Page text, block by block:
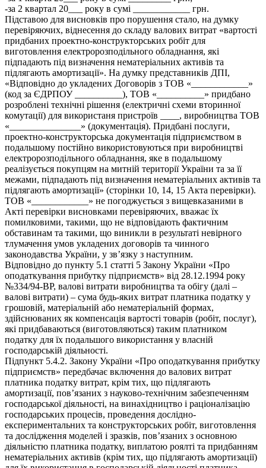
-за 2 квартал 20___ року в сумі ____________ грн.
Підставою для висновків про порушення стало, на думку
перевіряючих, віднесення до складу валових витрат «вартості
придбаних проектно-конструкторських робіт для
виготовлення електророзподільного обладнання, які
підпадають під визначення нематеріальних активів та
підлягають амортизації». На думку представників ДПІ,
«Відповідно до укладених Договорів з ТОВ «____________»
(код за ЄДРПОУ __________), ТОВ «__________» придбано
розроблені технічні рішення (електричні схеми вторинної
комутації) для використаня пристроїв ____, виробництва ТОВ
«_______________» (документація). Придбані послуги,
проектно-конструкторська документація підприємством в
подальшому постійно використовуються при виробництві
електророзподільного обладнання, яке в подальшому
реалізується покупцям на митній території України та за її
межами, підпадають під визначення нематеріальних активів та
підлягають амортизації» (сторінки 10, 14, 15 Акта перевірки).
ТОВ «____________» не погоджується з вищевказаними в
Акті перевірки висновками перевіряючих, вважає їх
помилковими, такими, що не відповідають фактичним
обставинам та такими, що виникли в результаті невірного
тлумачення умов укладених договорів та чинного
законодавства України, у зв’язку з наступним.
Відповідно до пункту 5.1 статті 5 Закону України «Про
оподаткування прибутку підприємств» від 28.12.1994 року
№334/94-ВР, валові витрати виробництва та обігу (далі –
валові витрати) – сума будь-яких витрат платника податку у
грошовій, матеріальній або нематеріальній формах,
здійснюваних як компенсація вартості товарів (робіт, послуг),
які придбаваються (виготовляються) таким платником
податку для їх подальшого використання у власній
господарській діяльності.
Підпункт 5.4.2. Закону України «Про оподаткування прибутку
підприємств» передбачає включення до валових витрат
платника податку витрат, крім тих, що підлягають
амортизації, пов’язаних з науково-технічним забезпеченням
господарської діяльності, на винахідництво і раціоналізацію
господарських процесів, проведення дослідно-
експериментальних та конструкторських робіт, виготовлення
та дослідження моделей і зразків, пов’язаних з основною
діяльністю платника податку, виплатою роялті та придбанням
нематеріальних активів (крім тих, що підлягають амортизації)